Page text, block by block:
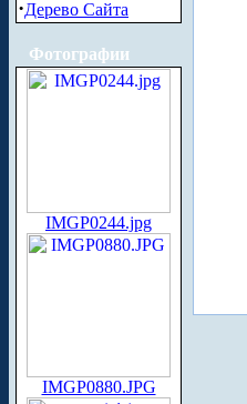
·Дерево Сайта
Фотографии
IMGP0244.jpg
IMGP0880.JPG